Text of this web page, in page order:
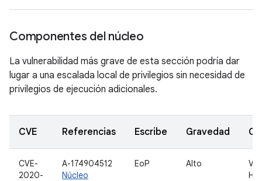
Componentes del núcleo
La vulnerabilidad más grave de esta sección podría dar
lugar a una escalada local de privilegios sin necesidad de
privilegios de ejecución adicionales.
CVE Referencias Escribe Gravedad
CVE-
2020-
A-174904512
Núcleo
EoP Alto